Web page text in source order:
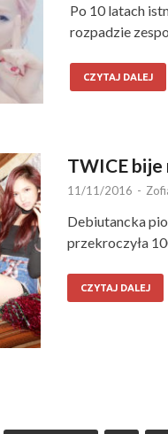
Po 10 latach
rozpadzie
CZYTAJ DALEJ
TWICE bije
11/11/2016 -
Debiutancka
przekroczyła
CZYTAJ DALEJ